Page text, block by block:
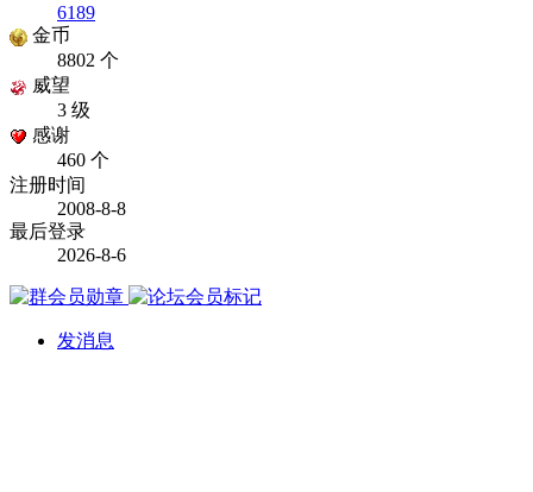
6189
金币
8802 个
威望
3 级
感谢
460 个
注册时间
2008-8-8
最后登录
2026-8-6
发消息